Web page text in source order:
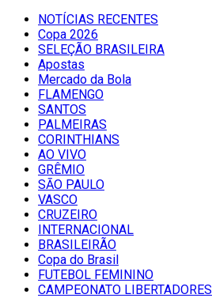
NOTÍCIAS RECENTES
Copa 2026
SELEÇÃO BRASILEIRA
Apostas
Mercado da Bola
FLAMENGO
SANTOS
PALMEIRAS
CORINTHIANS
AO VIVO
GRÊMIO
SĀO PAULO
VASCO
CRUZEIRO
INTERNACIONAL
BRASILEIRÃO
Copa do Brasil
FUTEBOL FEMININO
CAMPEONATO LIBERTADORES